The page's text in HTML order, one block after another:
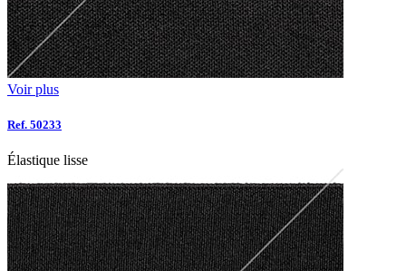
Voir plus
Ref. 50233
Élastique lisse